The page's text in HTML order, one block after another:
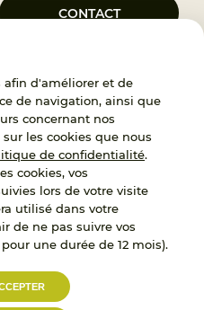
afin d'améliorer et de
de navigation, ainsi que
concernant nos
les cookies que nous
de confidentialité.
cookies, vos
lors de votre visite
utilisé dans votre
de ne pas suivre vos
une durée de 12 mois).
CONTACT
Enfance Protégée, créé le 5
les missions de service public du
et de traitement des
France Enfance
et une ressource pour
qu’un appui à l’élaboration de la
à l’activité des conseils
et les Associations au
et de la protection de